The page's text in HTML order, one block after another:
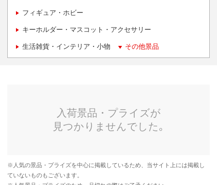
フィギュア・ホビー
キーホルダー・マスコット・アクセサリー
生活雑貨・インテリア・小物 その他景品